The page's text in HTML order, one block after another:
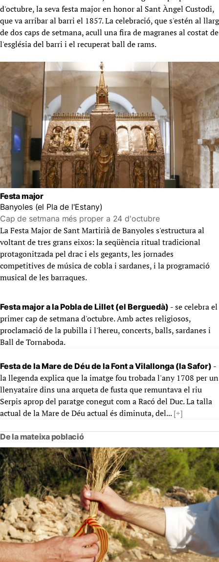
d'octubre, la seva festa major en honor al Sant Àngel Custodi,
que va arribar al barri el 1857. La celebració, que s'estén al llarg
de dos caps de setmana, acull una fira de magranes al costat de
l'església del barri i el recuperat ball de rams.
Festa major
Banyoles (el Pla de l'Estany)
Cap de setmana més proper a 24 d'octubre
La Festa Major de Sant Martirià de Banyoles s'estructura al
voltant de tres grans eixos: la seqüència ritual tradicional
protagonitzada pel drac i els gegants, les jornades
competitives de música de cobla i sardanes, i la programació
musical de les barraques.
Festa major a la Pobla de Lillet (el Berguedà) - se celebra el
primer cap de setmana d'octubre. Amb actes religiosos,
proclamació de la pubilla i l'hereu, concerts, balls, sardanes i
Ball de Tornaboda.
Festa de la Mare de Déu de la Font a Vilallonga (la Safor) -
la llegenda explica que la imatge fou trobada l'any 1708 per un
llenyataire dins una arqueta de fusta que remuntava el riu
Serpis aprop del paratge conegut com a Racó del Duc. La talla
actual de la Mare de Déu actual és diminuta, del...[+]
De la mateixa població